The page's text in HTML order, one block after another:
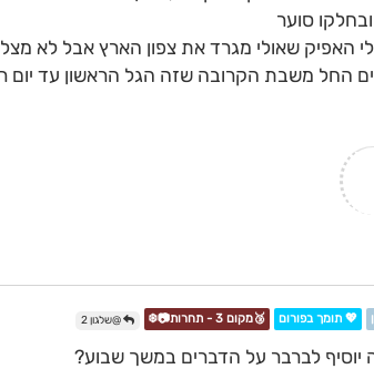
סוער
האפיק שאולי מגרד את צפון הארץ אבל לא
החל משבת הקרובה שזה הגל הראשון עד יום
💖 תומך בפורום 🥉מקום 3 - תחרות📷❄️ @שלגון 2
יוסיף לברבר על הדברים במשך שבוע?